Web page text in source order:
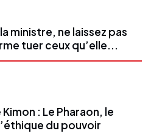
ministre, ne laissez pas
tuer ceux qu’elle...
: Le Pharaon, le
du pouvoir